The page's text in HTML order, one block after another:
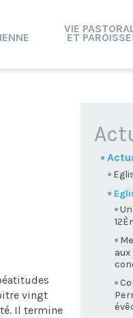
VIE
ET
vingt
Il termine